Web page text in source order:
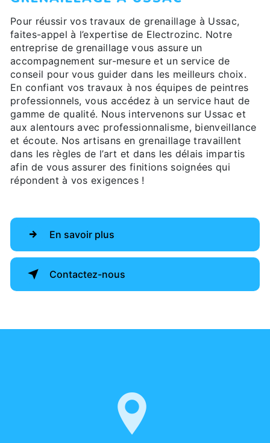
Pour réussir vos travaux de grenaillage à Ussac,
faites-appel à l’expertise de Electrozinc. Notre
entreprise de grenaillage vous assure un
accompagnement sur-mesure et un service de
conseil pour vous guider dans les meilleurs choix.
En confiant vos travaux à nos équipes de peintres
professionnels, vous accédez à un service haut de
gamme de qualité. Nous intervenons sur Ussac et
aux alentours avec professionnalisme, bienveillance
et écoute. Nos artisans en grenaillage travaillent
dans les règles de l’art et dans les délais impartis
afin de vous assurer des finitions soignées qui
répondent à vos exigences !
En savoir plus
Contactez-nous